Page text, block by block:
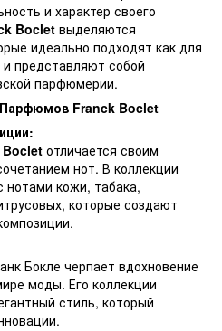
и характер своего
Boclet выделяются
идеально подходят как для
представляют собой
парфюмерии.
Franck Boclet
Boclet отличается своим
нот. В коллекции
кожи, табака,
которые создают
Бокле черпает вдохновение
моды. Его коллекции
стиль, который